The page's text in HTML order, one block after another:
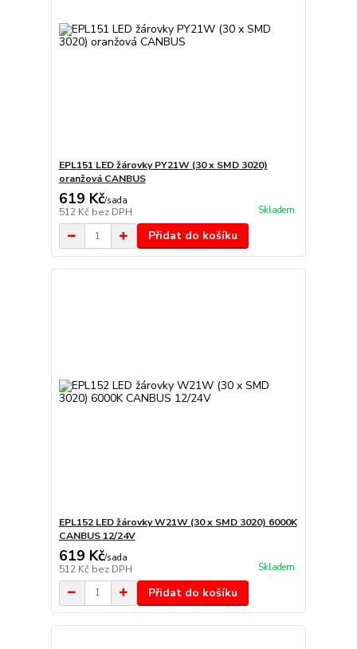
EPL151 LED žárovky PY21W (30 x SMD 3020)
oranžová CANBUS
619 Kč/sada
512 Kč bez DPH Skladem
Přidat do košíku
EPL152 LED žárovky W21W (30 x SMD 3020) 6000K
CANBUS 12/24V
619 Kč/sada
512 Kč bez DPH Skladem
Přidat do košíku